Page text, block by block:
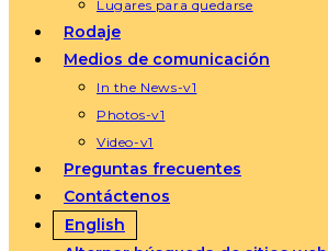
Lugares para quedarse
Rodaje
Medios de comunicación
In the News-v1
Photos-v1
Video-v1
Preguntas frecuentes
Contáctenos
English